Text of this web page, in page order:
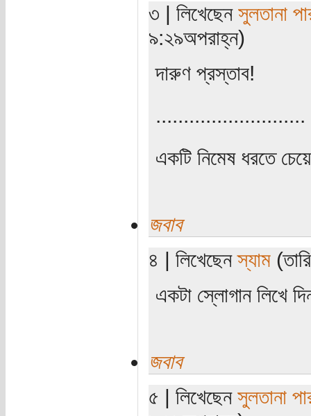
৩ | লিখেছেন সুলতানা
৯:২৯অপরাহ্ন)
দারুণ প্রস্তাব!
...........................
একটি নিমেষ ধরতে
জবাব
৪ | লিখেছেনস্যাম
একটা স্লোগান লিখে
জবাব
৫ | লিখেছেন সুলতানা